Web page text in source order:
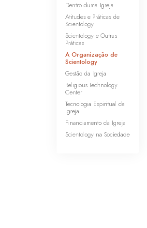
Dentro duma Igreja
Atitudes e Práticas de
Scientology
Scientology e Outras
Práticas
A Organização de
Scientology
Gestão da Igreja
Religious Technology
Center
Tecnologia Espiritual da
Igreja
Financiamento da Igreja
Scientology na Sociedade